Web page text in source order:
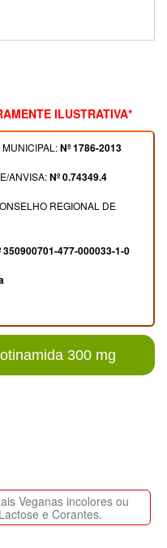
ILUSTRATIVA*
Nº 1786-2013
ANVISA:Nº 0.74349.4
REGIONAL DE
350900701-477-000033-1-0
300 mg
Veganas incolores ou
e Corantes.